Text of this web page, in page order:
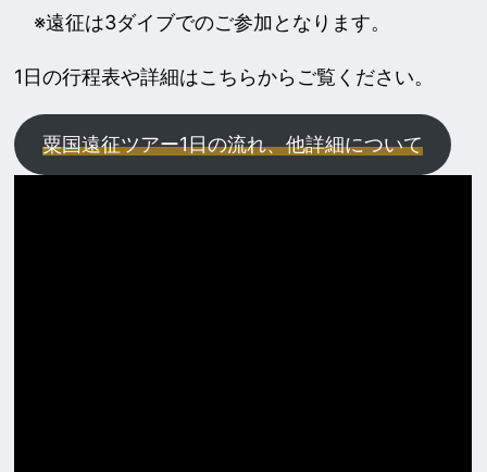
※遠征は3ダイブでのご参加となります。
1日の行程表や詳細はこちらからご覧ください。
粟国遠征ツアー1日の流れ、他詳細について